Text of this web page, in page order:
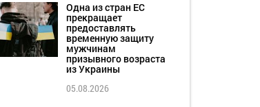
Одна из стран ЕС
прекращает
предоставлять
временную защиту
мужчинам
призывного возраста
из Украины
05.08.2026